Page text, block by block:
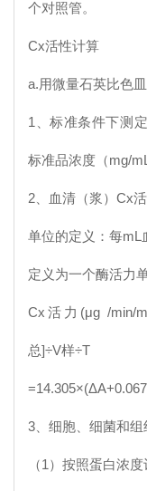
个对照管。
Cx活性计算
a.用微量石英比色
1、标准条件下测
标准品浓度（mg/
2、血清（浆） Cx
单位的定义：每mL
定义为一个酶活力单
Cx 活力(μg /min/
总]÷V样÷T
3、细胞、细菌和组
（1）按照蛋白浓